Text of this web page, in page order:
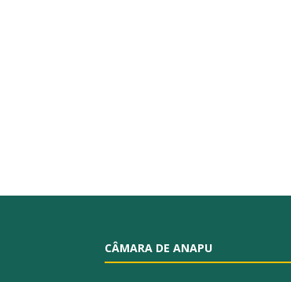
CÂMARA DE ANAPU